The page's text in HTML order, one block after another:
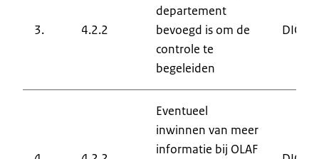
3. 4.2.2
departement
bevoegd is om de
controle te
begeleiden
DIC
Eventueel
inwinnen van meer
informatie bij OLAF